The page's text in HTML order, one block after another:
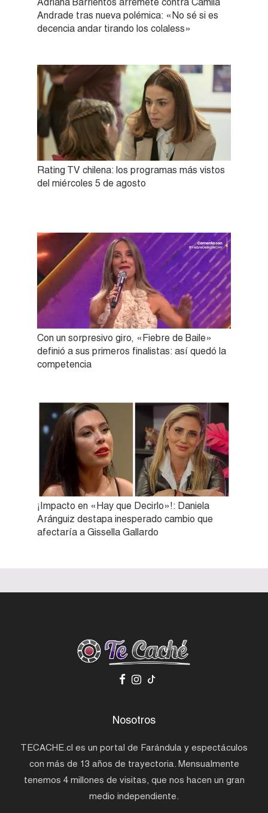
Andrade tras nueva polémica: «No sé si es
decencia andar tirando los colaless»
Rating TV chilena: los programas más vistos
del miércoles 5 de agosto
Con un sorpresivo giro, «Fiebre de Baile»
definió a sus primeros finalistas: así quedó la
competencia
¡Impacto en «Hay que Decirlo»!: Daniela
Aránguiz destapa inesperado cambio que
afectaría a Gissella Gallardo
Nosotros
TECACHE.cl es un portal de Farándula y espectáculos
con más de 13 años de trayectoria. Mensualmente
tenemos 4 millones de visitas, que nos hacen un gran
medio independiente.